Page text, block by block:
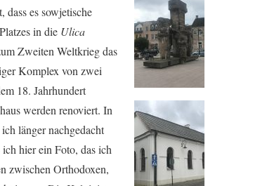
es sowjetische
in die Ulica
Zweiten Weltkrieg das
Komplex von zwei
18. Jahrhundert
werden renoviert. In
länger nachgedacht
hier ein Foto, das ich
zwischen Orthodoxen,